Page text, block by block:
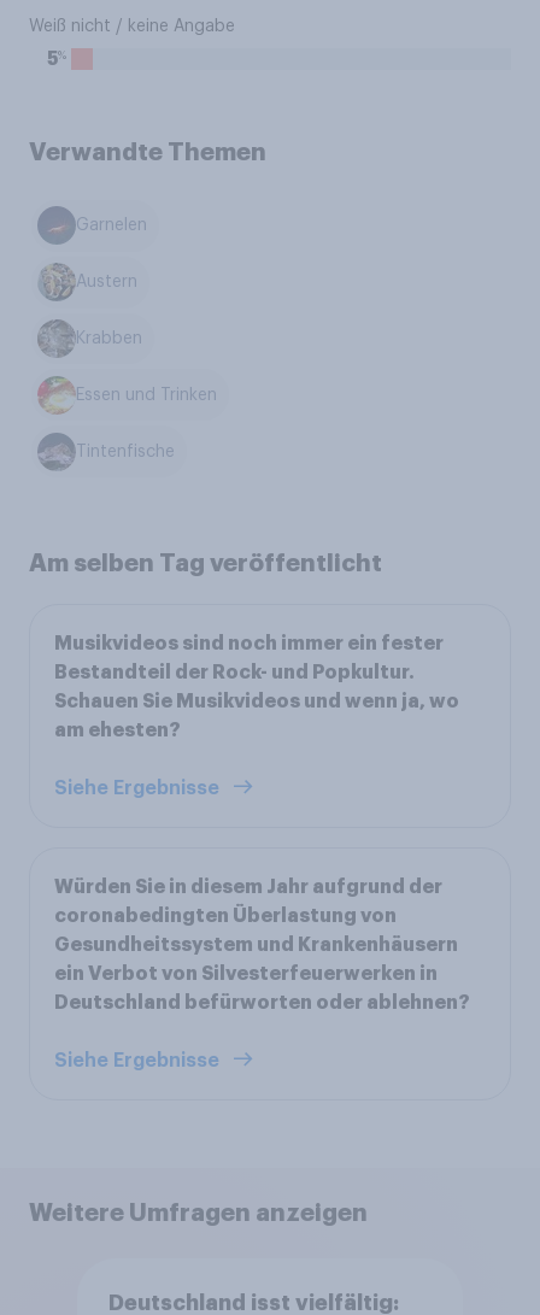
Weiß nicht / keine Angabe
5%
Verwandte Themen
Garnelen
Austern
Krabben
Essen und Trinken
Tintenfische
Am selben Tag veröffentlicht
Musikvideos sind noch immer ein fester
Bestandteil der Rock- und Popkultur.
Schauen Sie Musikvideos und wenn ja, wo
am ehesten?
Siehe Ergebnisse
Würden Sie in diesem Jahr aufgrund der
coronabedingten Überlastung von
Gesundheitssystem und Krankenhäusern
ein Verbot von Silvesterfeuerwerken in
Deutschland befürworten oder ablehnen?
Siehe Ergebnisse
Weitere Umfragen anzeigen
Deutschland isst vielfältig: